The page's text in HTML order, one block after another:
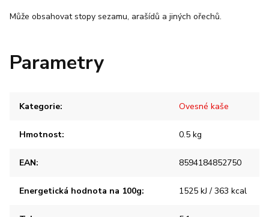
Může obsahovat stopy sezamu, arašídů a jiných ořechů.
Parametry
Kategorie: Ovesné kaše
Hmotnost: 0.5 kg
EAN: 8594184852750
Energetická hodnota na 100g: 1525 kJ / 363 kcal